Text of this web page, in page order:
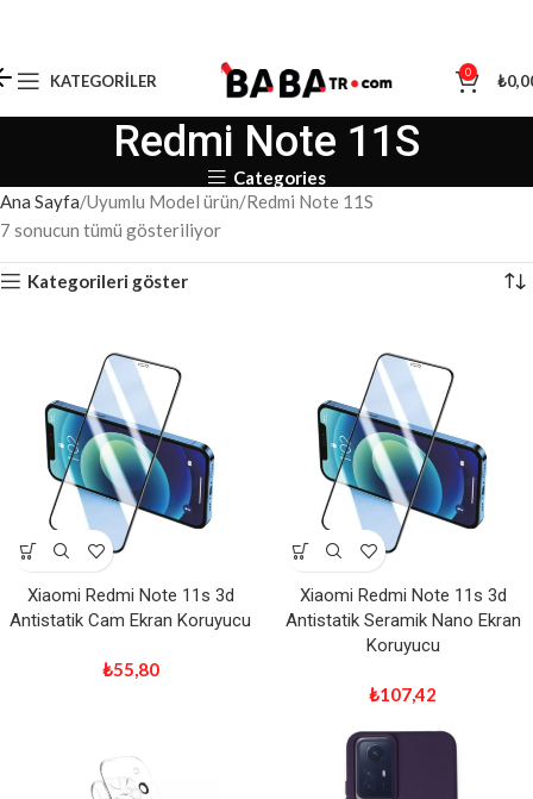
KATEGORILER 0 ₺
Redmi Note 11S
Categories
Ana Sayfa Uyumlu Model ürün Redmi Note 11S
7 sonucun tümü gösteriliyor
Kategorileri göster
Xiaomi Redmi Note 11s 3d
Antistatik Cam Ekran Koruyucu
₺55,80
Xiaomi Redmi Note 11s 3d
Antistatik Seramik Nano Ekran
Koruyucu
₺107,42